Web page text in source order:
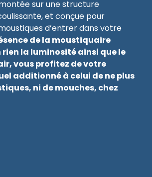
sur une structure
et conçue pour
d’entrer dans votre
de la moustiquaire
rien la luminosité ainsi que le
vous profitez de votre
additionné à celui de ne plus
ni de mouches, chez